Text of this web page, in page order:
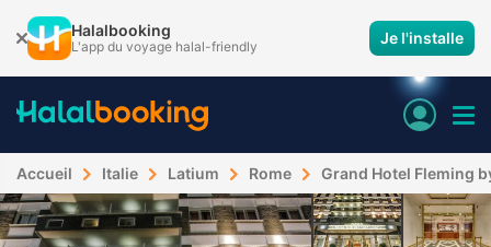
Halalbooking
L'app du voyage halal-friendly Je l'installe
Accueil Italie Latium Rome Grand Hotel Fleming